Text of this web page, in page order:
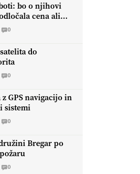
bo o njihovi
cena ali
0
do
0
GPS navigacijo in
sistemi
0
Bregar po
0